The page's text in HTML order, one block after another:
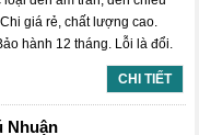
giá rẻ, chất lượng cao.
hành 12 tháng. Lỗi là đổi.
CHI TIẾT
Nhuận